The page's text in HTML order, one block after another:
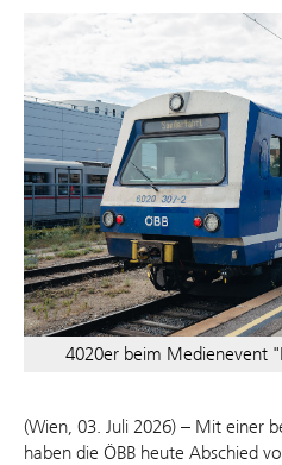
4020er beim Medienevent
(Wien, 03. Juli 2026) – Mit einer
haben die ÖBB heute Abschied